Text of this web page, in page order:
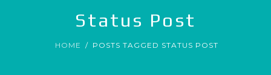
Status Post
HOME POSTS TAGGED STATUS POST